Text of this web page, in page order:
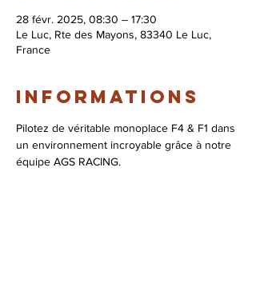
28 févr. 2025, 08:30 – 17:30
Le Luc, Rte des Mayons, 83340 Le Luc,
France
Informations
Pilotez de véritable monoplace F4 & F1 dans
un environnement incroyable grâce à notre
équipe AGS RACING.